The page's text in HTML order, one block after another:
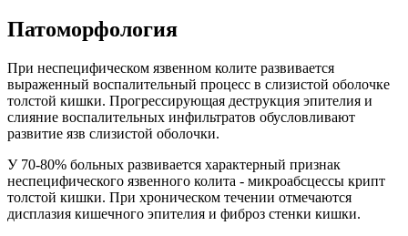
Патоморфология
При неспецифическом язвенном колите развивается
выраженный воспалительный процесс в слизистой оболочке
толстой кишки. Прогрессирующая деструкция эпителия и
слияние воспалительных инфильтратов обусловливают
развитие язв слизистой оболочки.
У 70-80% больных развивается характерный признак
неспецифического язвенного колита - микроабсцессы крипт
толстой кишки. При хроническом течении отмечаются
дисплазия кишечного эпителия и фиброз стенки кишки.